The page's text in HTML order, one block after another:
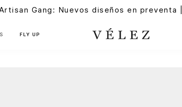
Gang: Nuevos diseños en preventa |
FLY UP